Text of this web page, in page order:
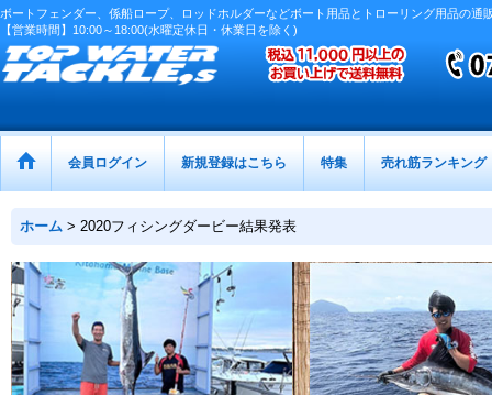
ボートフェンダー、係船ロープ、ロッドホルダーなどボート用品とトローリング用品の通
【営業時間】10:00～18:00(水曜定休日・休業日を除く)
会員ログイン 新規登録はこちら 特集 売れ筋ランキング
ホーム > 2020フィシングダービー結果発表